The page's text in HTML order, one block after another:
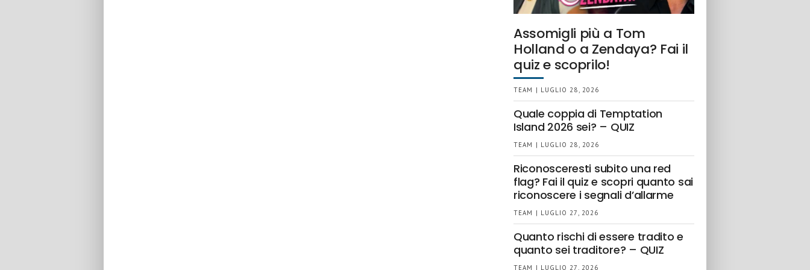
Assomigli più a Tom
Holland o a Zendaya? Fai il
quiz e scoprilo!
TEAM | LUGLIO 28, 2026
Quale coppia di Temptation
Island 2026 sei? – QUIZ
TEAM | LUGLIO 28, 2026
Riconosceresti subito una red
flag? Fai il quiz e scopri quanto sai
riconoscere i segnali d’allarme
TEAM | LUGLIO 27, 2026
Quanto rischi di essere tradito e
quanto sei traditore? – QUIZ
TEAM | LUGLIO 27, 2026